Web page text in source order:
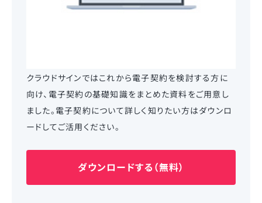
クラウドサインではこれから電子契約を検討する方に
向け、電子契約の基礎知識をまとめた資料をご用意し
ました。電子契約について詳しく知りたい方はダウンロ
ードしてご活用ください。
ダウンロードする（無料）